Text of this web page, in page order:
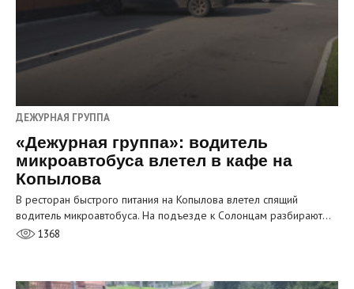
ДЕЖУРНАЯ ГРУППА
«Дежурная группа»: водитель
микроавтобуса влетел в кафе на
Копылова
В ресторан быстрого питания на Копылова влетел спящий
водитель микроавтобуса. На подъезде к Солонцам разбирают…
1368